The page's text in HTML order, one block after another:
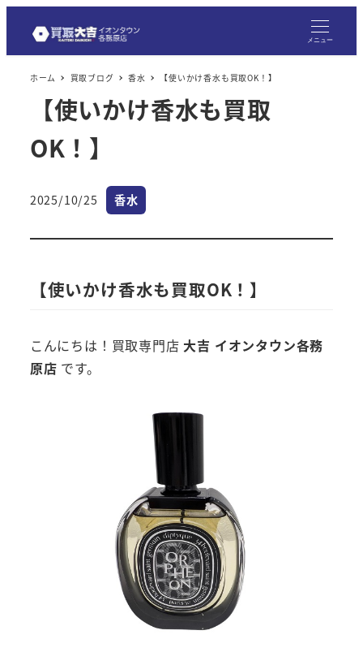
メニュー
ホーム 買取ブログ 香水 【使いかけ香水も買取OK！】
【使いかけ香水も買取
OK！】
投稿日
2025/10/25 カテゴリー
香水
【使いかけ香水も買取OK！】
こんにちは！買取専門店 大吉 イオンタウン各務
原店 です。